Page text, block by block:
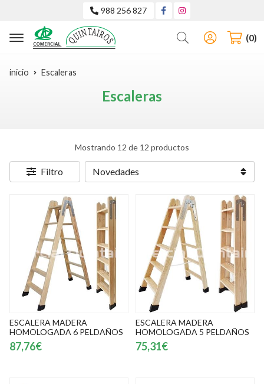
988 256 827
Buscar 0
inicio Escaleras
Escaleras
Mostrando 12 de 12 productos
Filtro
ESCALERA MADERA
HOMOLOGADA 6 PELDAÑOS
87,76€
ESCALERA MADERA
HOMOLOGADA 5 PELDAÑOS
75,31€